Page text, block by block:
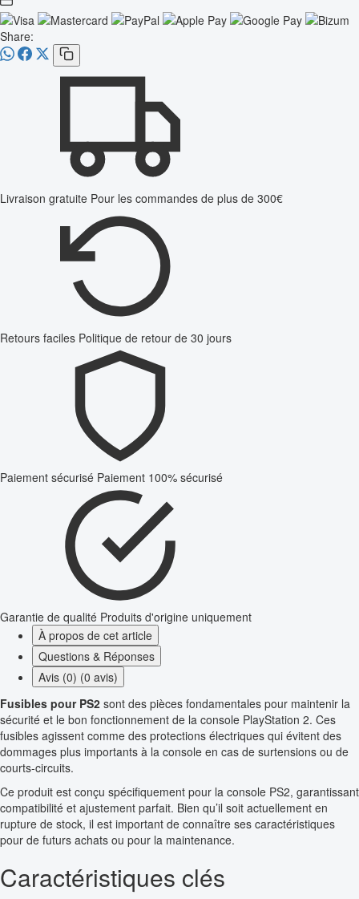
Share:
Livraison gratuite Pour les commandes de plus de 300€
Retours faciles Politique de retour de 30 jours
Paiement sécurisé Paiement 100% sécurisé
Garantie de qualité Produits d'origine uniquement
À propos de cet article
Questions & Réponses
Avis (0) (0 avis)
Fusibles pour PS2 sont des pièces fondamentales pour maintenir la
sécurité et le bon fonctionnement de la console PlayStation 2. Ces
fusibles agissent comme des protections électriques qui évitent des
dommages plus importants à la console en cas de surtensions ou de
courts-circuits.
Ce produit est conçu spécifiquement pour la console PS2, garantissant
compatibilité et ajustement parfait. Bien qu’il soit actuellement en
rupture de stock, il est important de connaître ses caractéristiques
pour de futurs achats ou pour la maintenance.
Caractéristiques clés